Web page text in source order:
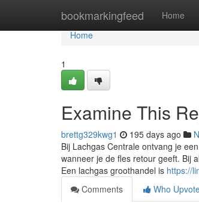
bookmarkingfeed Home
Home
Home
1
Examine This
brettg329kwg1 195 days ago
Bij Lachgas Centrale ontvang je
wanneer je de fles retour geeft. Bij
Een lachgas groothandel is https://
Comments
Who